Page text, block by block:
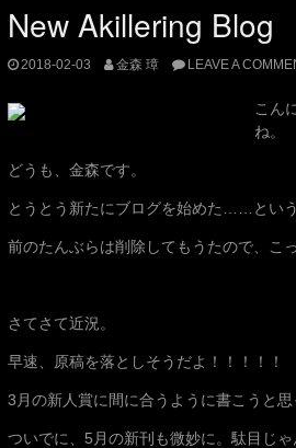
New Akillering Blog
2018-02-03 金森 璋 LEAVE A
こん
ね。
どうも、金森です。
とうとう新たにブログを始めた……とい
前のたんぶらは削除してもうたので、こ
さてさて近況。
早速、原稿を落としそうだよ！！！！！
3月の新人賞に間に合うように書こうと
ついでに、5月の新刊も微妙に。駄目じゃ